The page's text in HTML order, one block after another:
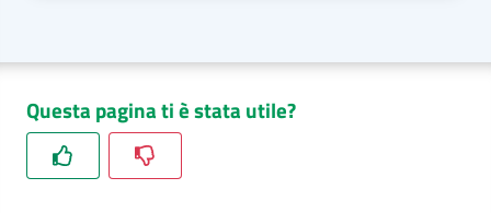
Questa pagina ti è stata utile?